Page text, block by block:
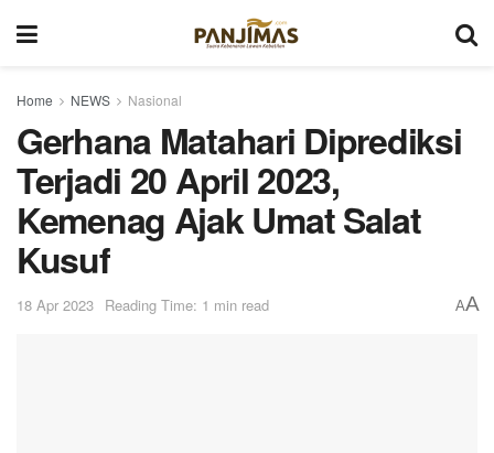
Home NEWS Nasional
Gerhana Matahari Diprediksi
Terjadi 20 April 2023,
Kemenag Ajak Umat Salat
Kusuf
18 Apr 2023 Reading Time: 1 min read AA